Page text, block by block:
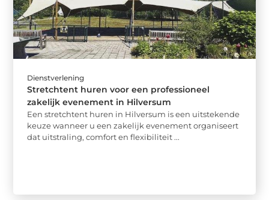
Dienstverlening
Stretchtent huren voor een professioneel
zakelijk evenement in Hilversum
Een stretchtent huren in Hilversum is een uitstekende
keuze wanneer u een zakelijk evenement organiseert
dat uitstraling, comfort en flexibiliteit ...